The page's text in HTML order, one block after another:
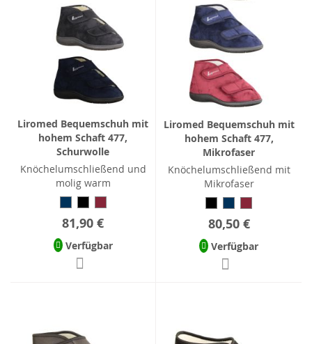
Liromed Bequemschuh mit
hohem Schaft 477,
Schurwolle
Knöchelumschließend und
molig warm
81,90 €
Verfügbar
Liromed Bequemschuh mit
hohem Schaft 477,
Mikrofaser
Knöchelumschließend mit
Mikrofaser
80,50 €
Verfügbar